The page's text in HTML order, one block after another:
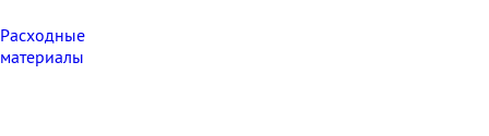
Расходные
материалы